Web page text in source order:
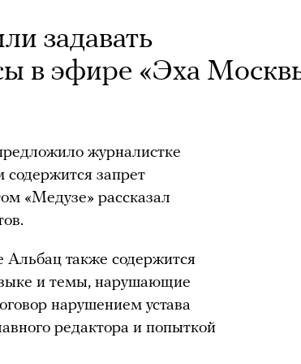
задавать
в эфире «Эха
журналистке
запрет
«Медузе» рассказал
Альбац также содержится
и темы, нарушающие
нарушением устава
редактора и попыткой